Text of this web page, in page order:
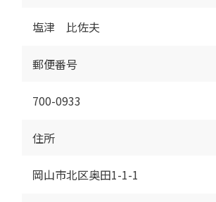
塩津 比佐夫
郵便番号
700-0933
住所
岡山市北区奥田1-1-1